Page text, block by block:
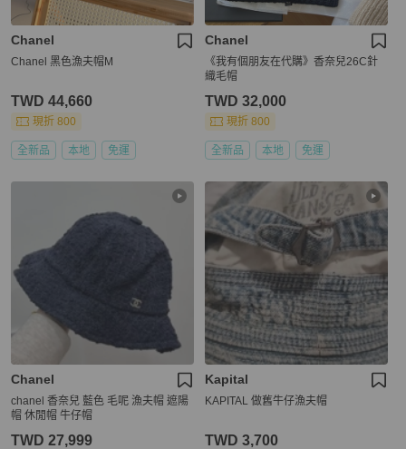
Chanel
Chanel 黑色漁夫帽M
TWD 44,660
現折 800
全新品 本地 免運
Chanel
《我有個朋友在代購》香奈兒26C針
織毛帽
TWD 32,000
現折 800
全新品 本地 免運
Chanel
chanel 香奈兒 藍色 毛呢 漁夫帽 遮陽
帽 休閒帽 牛仔帽
TWD 27,999
Kapital
KAPITAL 做舊牛仔漁夫帽
TWD 3,700